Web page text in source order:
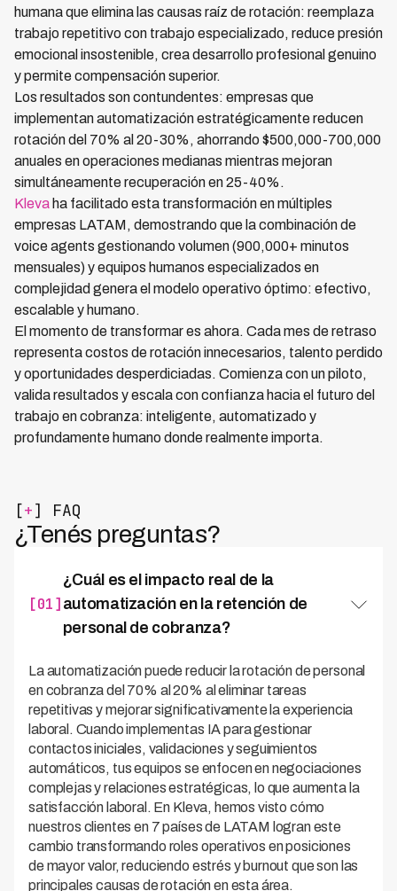
humana que elimina las causas raíz de rotación: reemplaza
trabajo repetitivo con trabajo especializado, reduce presión
emocional insostenible, crea desarrollo profesional genuino
y permite compensación superior.
Los resultados son contundentes: empresas que
implementan automatización estratégicamente reducen
rotación del 70% al 20-30%, ahorrando $500,000-700,000
anuales en operaciones medianas mientras mejoran
simultáneamente recuperación en 25-40%.
Kleva ha facilitado esta transformación en múltiples
empresas LATAM, demostrando que la combinación de
voice agents gestionando volumen (900,000+ minutos
mensuales) y equipos humanos especializados en
complejidad genera el modelo operativo óptimo: efectivo,
escalable y humano.
El momento de transformar es ahora. Cada mes de retraso
representa costos de rotación innecesarios, talento perdido
y oportunidades desperdiciadas. Comienza con un piloto,
valida resultados y escala con confianza hacia el futuro del
trabajo en cobranza: inteligente, automatizado y
profundamente humano donde realmente importa.
[+] FAQ
¿Tenés preguntas?
[01]
¿Cuál es el impacto real de la
automatización en la retención de
personal de cobranza?
La automatización puede reducir la rotación de personal
en cobranza del 70% al 20% al eliminar tareas
repetitivas y mejorar significativamente la experiencia
laboral. Cuando implementas IA para gestionar
contactos iniciales, validaciones y seguimientos
automáticos, tus equipos se enfocen en negociaciones
complejas y relaciones estratégicas, lo que aumenta la
satisfacción laboral. En Kleva, hemos visto cómo
nuestros clientes en 7 países de LATAM logran este
cambio transformando roles operativos en posiciones
de mayor valor, reduciendo estrés y burnout que son las
principales causas de rotación en esta área.